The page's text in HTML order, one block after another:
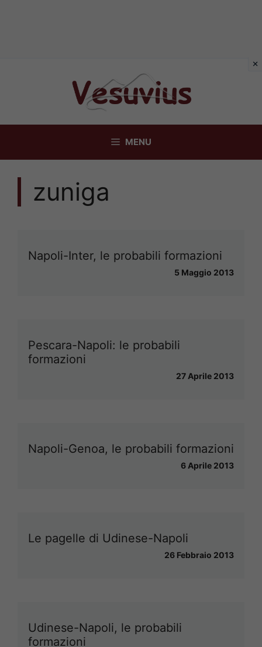
MENU
zuniga
Napoli-Inter, le probabili formazioni
5 Maggio 2013
Pescara-Napoli: le probabili
formazioni
27 Aprile 2013
Napoli-Genoa, le probabili formazioni
6 Aprile 2013
Le pagelle di Udinese-Napoli
26 Febbraio 2013
Udinese-Napoli, le probabili
formazioni